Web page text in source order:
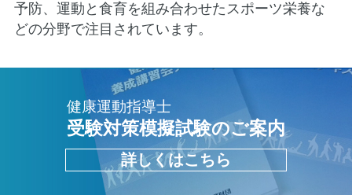
予防、運動と食育を組み合わせたスポーツ栄養な
どの分野で注目されています。
健康運動指導士
受験対策模擬試験のご案内
詳しくはこちら